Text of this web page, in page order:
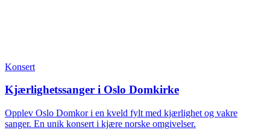
Konsert
Kjærlighetssanger i Oslo Domkirke
Opplev Oslo Domkor i en kveld fylt med kjærlighet og vakre
sanger. En unik konsert i kjære norske omgivelser.